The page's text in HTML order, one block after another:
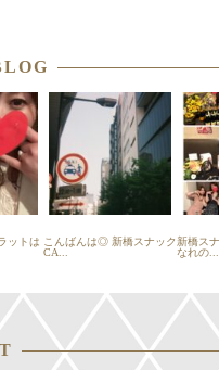
ットは こんばんは◎ 新橋スナック
CA...
新橋ス
なれの...